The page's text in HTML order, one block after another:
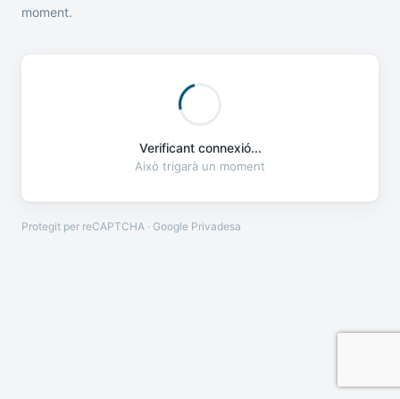
moment.
Verificant connexió...
Això trigarà un moment
Protegit per reCAPTCHA · Google Privadesa